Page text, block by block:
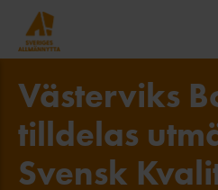
Västerviks
tilldelas
Svensk